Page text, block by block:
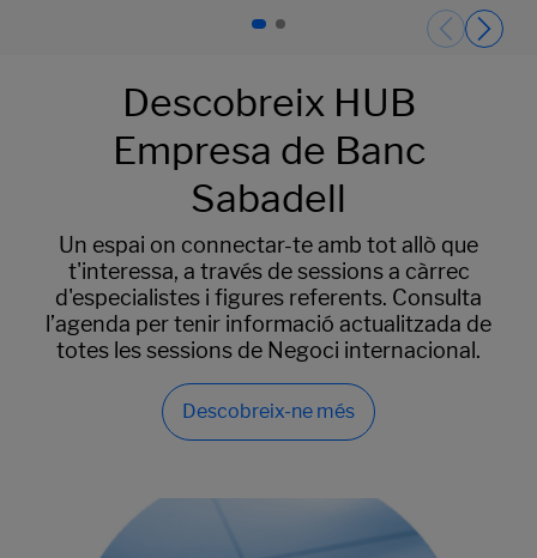
Descobreix HUB
Empresa de Banc
Sabadell
Un espai on connectar-te amb tot allò que
t'interessa, a través de sessions a càrrec
d'especialistes i figures referents. Consulta
l’agenda per tenir informació actualitzada de
totes les sessions de Negoci internacional.
Descobreix-ne més